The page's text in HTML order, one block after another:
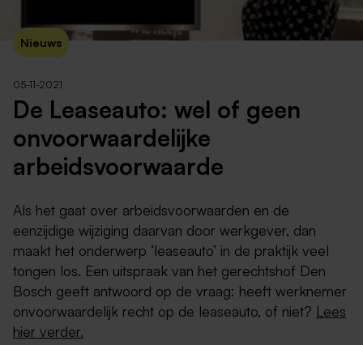
Nieuws
05-11-2021
De Leaseauto: wel of geen
onvoorwaardelijke
arbeidsvoorwaarde
Als het gaat over arbeidsvoorwaarden en de
eenzijdige wijziging daarvan door werkgever, dan
maakt het onderwerp ‘leaseauto’ in de praktijk veel
tongen los. Een uitspraak van het gerechtshof Den
Bosch geeft antwoord op de vraag: heeft werknemer
onvoorwaardelijk recht op de leaseauto, of niet? Lees
hier verder.